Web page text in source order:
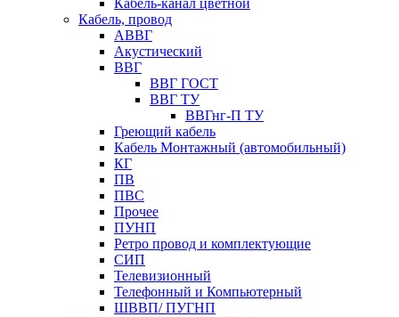
Кабель-канал цветной
Кабель, провод
АВВГ
Акустический
ВВГ
ВВГ ГОСТ
ВВГ ТУ
ВВГнг-П ТУ
Греющий кабель
Кабель Монтажный (автомобильный)
КГ
ПВ
ПВС
Прочее
ПУНП
Ретро провод и комплектующие
СИП
Телевизионный
Телефонный и Компьютерный
ШВВП/ ПУГНП